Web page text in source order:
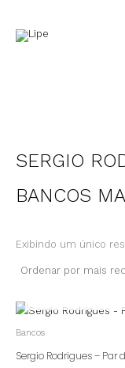
para
SERGIO
BANCOS
Exibindo um único
Bancos
Sergio Rodrigues – Par